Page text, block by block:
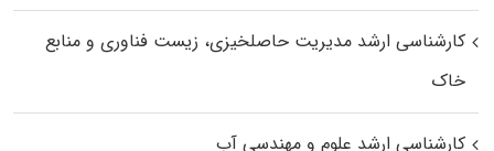
کارشناسی ارشد مدیریت حاصلخیزی، زیست فناوری و منابع
خاک
کارشناسی ارشد علوم و مهندسی آب